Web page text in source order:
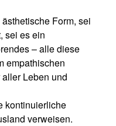
Form, sei
sei es ein
– alle diese
empathischen
Leben und
kontinuierliche
verweisen.